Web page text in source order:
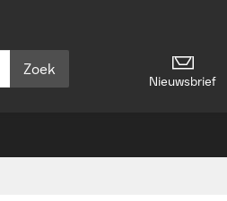
Zoek
Nieuwsbrief